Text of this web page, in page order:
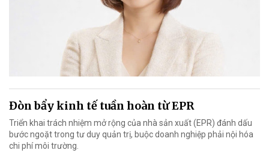
Đòn bẩy kinh tế tuần hoàn từ EPR
Triển khai trách nhiệm mở rộng của nhà sản xuất (EPR) đánh dấu
bước ngoặt trong tư duy quản trị, buộc doanh nghiệp phải nội hóa
chi phí môi trường.